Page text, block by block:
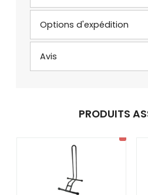
Options d'expédition
Avis
PRODUITS